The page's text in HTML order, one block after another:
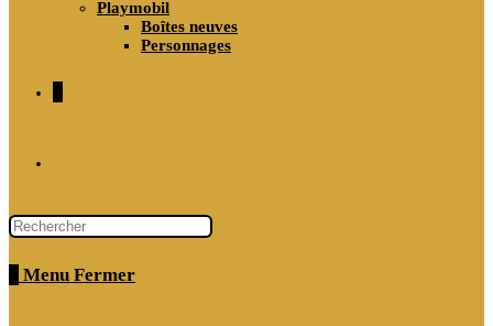
Playmobil
Boîtes neuves
Personnages
website
Menu Fermer